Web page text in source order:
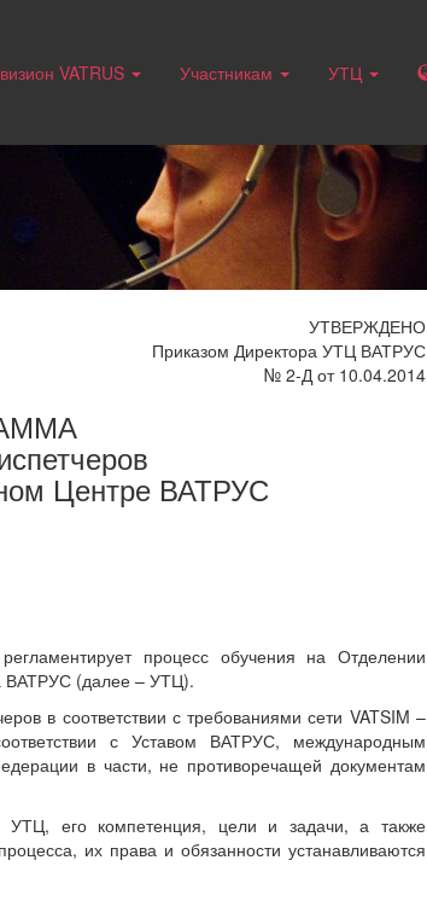
VATRUS Участникам УТЦ
УТВЕРЖДЕНО
Приказом Директора УТЦ ВАТРУС
№ 2-Д от 10.04.2014
Центре ВАТРУС
процесс обучения на Отделении
ВАТРУС (далее – УТЦ).
в соответствии с требованиями сети VATSIM –
с Уставом ВАТРУС, международным
в части, не противоречащей документам
УТЦ, его компетенция, цели и задачи, а также
их права и обязанности устанавливаются